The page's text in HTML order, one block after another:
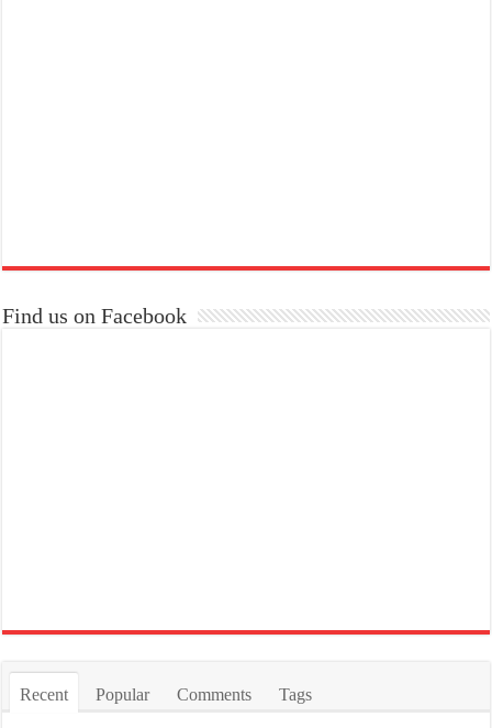
Find us on Facebook
Recent Popular Comments Tags